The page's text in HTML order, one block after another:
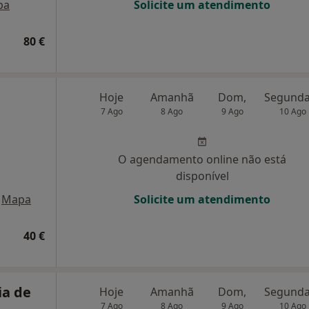
80 €
Solicite um atendimento
Mapa
40 €
Hoje
7 Ago
Amanhã
8 Ago
Dom,
9 Ago 10 Ago
O agendamento online não está
disponível
Solicite um atendimento
de Hoje
7 Ago
Amanhã
8 Ago
Dom,
9 Ago 10 Ago